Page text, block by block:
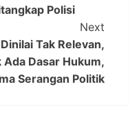
Polisi
Next
Tak Relevan,
Dasar Hukum,
Serangan Politik